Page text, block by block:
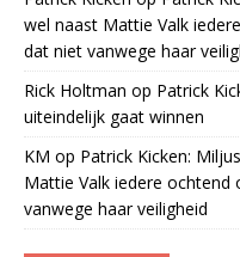
wel naast Mattie Valk
dat niet vanwege haar
Rick Holtman op Patrick
uiteindelijk gaat winnen
KM op Patrick Kicken:
Mattie Valk iedere
vanwege haar veiligheid